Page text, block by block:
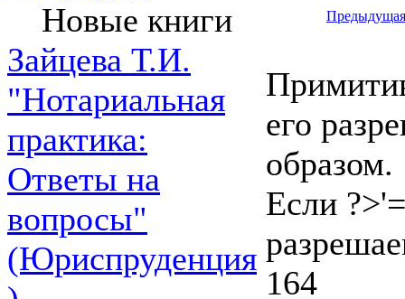
Новые книги
Зайцева Т.И.
"Нотариальная
практика:
Ответы на
вопросы"
(Юриспруденция
Предыдущая
его
образом.
Если
164